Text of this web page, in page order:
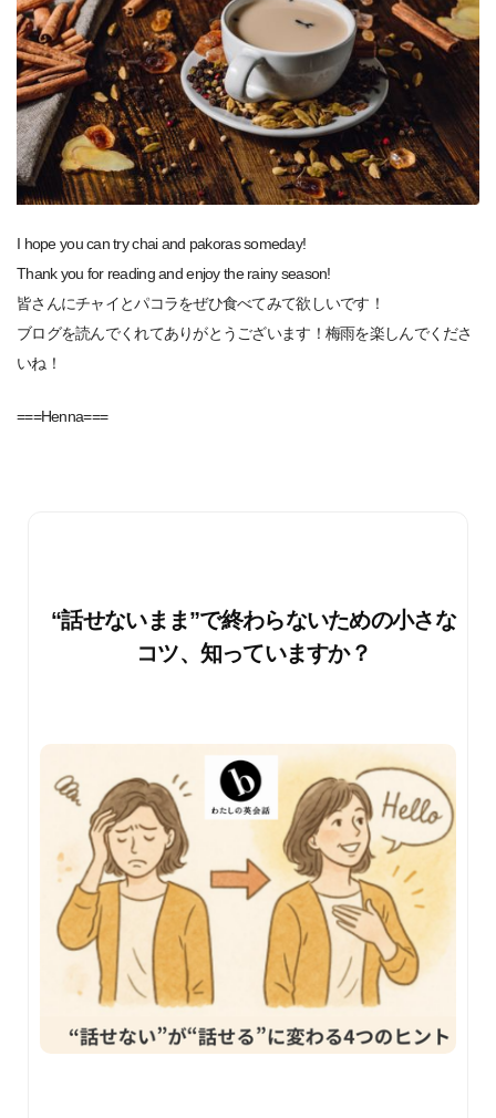
I hope you can try chai and pakoras someday!
Thank you for reading and enjoy the rainy season!
皆さんにチャイとパコラをぜひ食べてみて欲しいです！
ブログを読んでくれてありがとうございます！梅雨を楽しんでくださ
いね！
===Henna===
“話せないまま”で終わらないための小さな
コツ、知っていますか？